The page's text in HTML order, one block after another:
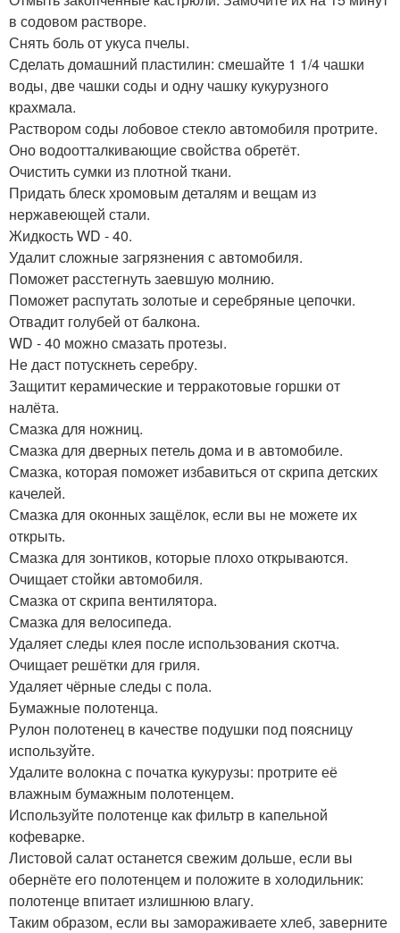
в содовом растворе.
Снять боль от укуса пчелы.
Сделать домашний пластилин: смешайте 1 1/4 чашки
воды, две чашки соды и одну чашку кукурузного
крахмала.
Раствором соды лобовое стекло автомобиля протрите.
Оно водоотталкивающие свойства обретёт.
Очистить сумки из плотной ткани.
Придать блеск хромовым деталям и вещам из
нержавеющей стали.
Жидкость WD - 40.
Удалит сложные загрязнения с автомобиля.
Поможет расстегнуть заевшую молнию.
Поможет распутать золотые и серебряные цепочки.
Отвадит голубей от балкона.
WD - 40 можно смазать протезы.
Не даст потускнеть серебру.
Защитит керамические и терракотовые горшки от
налёта.
Смазка для ножниц.
Смазка для дверных петель дома и в автомобиле.
Смазка, которая поможет избавиться от скрипа детских
качелей.
Смазка для оконных защёлок, если вы не можете их
открыть.
Смазка для зонтиков, которые плохо открываются.
Очищает стойки автомобиля.
Смазка от скрипа вентилятора.
Смазка для велосипеда.
Удаляет следы клея после использования скотча.
Очищает решётки для гриля.
Удаляет чёрные следы с пола.
Бумажные полотенца.
Рулон полотенец в качестве подушки под поясницу
используйте.
Удалите волокна с початка кукурузы: протрите её
влажным бумажным полотенцем.
Используйте полотенце как фильтр в капельной
кофеварке.
Листовой салат останется свежим дольше, если вы
обернёте его полотенцем и положите в холодильник:
полотенце впитает излишнюю влагу.
Таким образом, если вы замораживаете хлеб, заверните